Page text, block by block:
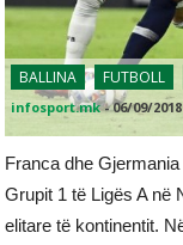
BALLINA FUTBOLL
infosport.mk -06/09/2018
Franca dhe
Grupit 1 të Ligës A në
elitare të kontinentit.